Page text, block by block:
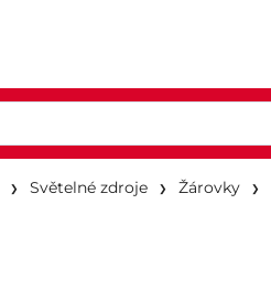
Světelné zdroje Žárovky